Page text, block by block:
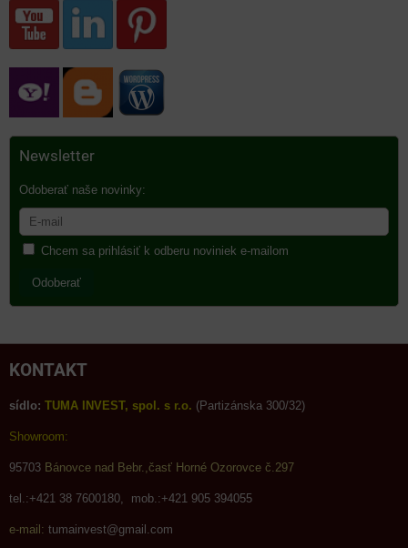
Newsletter
Odoberať naše novinky:
Chcem sa prihlásiť k odberu noviniek e-mailom
Odoberať
KONTAKT
sídlo: TUMA INVEST, spol. s r.o. (Partizánska 300/32)
Showroom:
95703 Bánovce nad Bebr.,časť Horné Ozorovce č.297
tel.:+421 38 7600180, mob.:+421 905 394055
e-mail: tumainvest@gmail.com